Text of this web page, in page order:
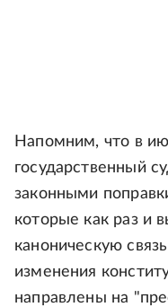
Напомним, что в
государственный
законными
которые как раз и
каноническую
изменения
направлены на